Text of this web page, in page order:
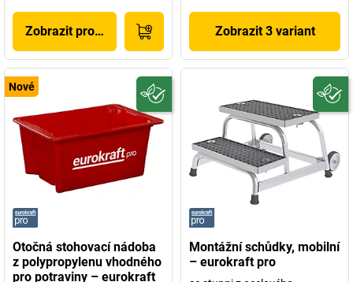
Zobrazit produkt Zobrazit 3 variant
Nové
Otočná stohovací nádoba
z polypropylenu vhodného
pro potraviny – eurokraft
Montážní schůdky, mobilní
– eurokraft pro